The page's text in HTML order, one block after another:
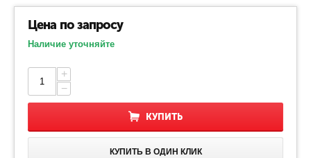
Цена по запросу
Наличие уточняйте
+
−
КУПИТЬ
КУПИТЬ В ОДИН КЛИК